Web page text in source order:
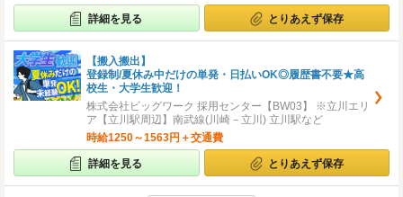
詳細を見る とりあえず保存
【搬入搬出】
登録制/夏休み中だけの単発・日払いOK◎履歴書不要★高
校生・大学生歓迎！
株式会社ビッグワーク 採用センター【BW03】 ※立川エリ
ア【立川駅周辺】南武線(川崎－立川) 立川駅など
時給1250～1563円＋交通費
詳細を見る とりあえず保存